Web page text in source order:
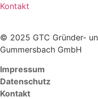
Kontakt
© 2025 GTC Gründer-
Gummersbach GmbH
Impressum
Datenschutz
Kontakt